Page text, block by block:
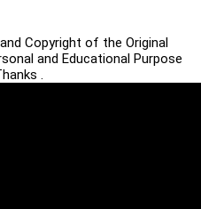
Copyright of the Original
and Educational Purpose
.